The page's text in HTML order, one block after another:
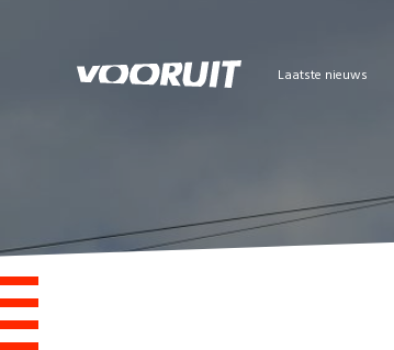
Laatste nieuws